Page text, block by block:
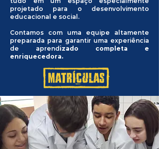
projetado para o desenvolvimento
educacional e social.
Contamos com uma equipe altamente
preparada para garantir uma experiência
de aprend izado completa e
enriquecedora.